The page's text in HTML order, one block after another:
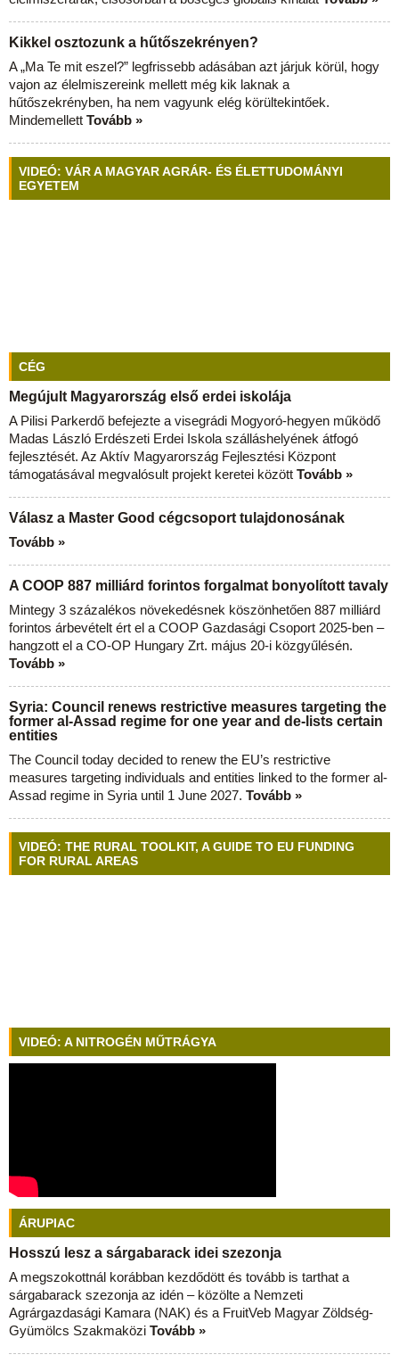
Kikkel osztozunk a hűtőszekrényen?
A „Ma Te mit eszel?” legfrissebb adásában azt járjuk körül, hogy
vajon az élelmiszereink mellett még kik laknak a
hűtőszekrényben, ha nem vagyunk elég körültekintőek.
Mindemellett Tovább »
VIDEÓ: VÁR A MAGYAR AGRÁR- ÉS ÉLETTUDOMÁNYI
EGYETEM
CÉG
Megújult Magyarország első erdei iskolája
A Pilisi Parkerdő befejezte a visegrádi Mogyoró-hegyen működő
Madas László Erdészeti Erdei Iskola szálláshelyének átfogó
fejlesztését. Az Aktív Magyarország Fejlesztési Központ
támogatásával megvalósult projekt keretei között Tovább »
Válasz a Master Good cégcsoport tulajdonosának
Tovább »
A COOP 887 milliárd forintos forgalmat bonyolított tavaly
Mintegy 3 százalékos növekedésnek köszönhetően 887 milliárd
forintos árbevételt ért el a COOP Gazdasági Csoport 2025-ben –
hangzott el a CO-OP Hungary Zrt. május 20-i közgyűlésén.
Tovább »
Syria: Council renews restrictive measures targeting the
former al-Assad regime for one year and de-lists certain
entities
The Council today decided to renew the EU’s restrictive
measures targeting individuals and entities linked to the former al-
Assad regime in Syria until 1 June 2027. Tovább »
VIDEÓ: THE RURAL TOOLKIT, A GUIDE TO EU FUNDING
FOR RURAL AREAS
VIDEÓ: A NITROGÉN MŰTRÁGYA
ÁRUPIAC
Hosszú lesz a sárgabarack idei szezonja
A megszokottnál korábban kezdődött és tovább is tarthat a
sárgabarack szezonja az idén – közölte a Nemzeti
Agrárgazdasági Kamara (NAK) és a FruitVeb Magyar Zöldség-
Gyümölcs Szakmaközi Tovább »